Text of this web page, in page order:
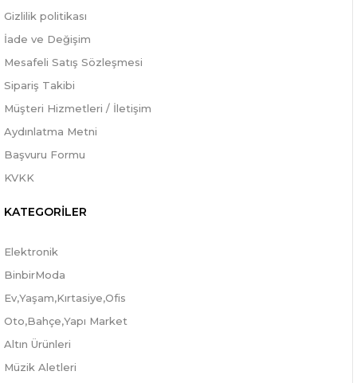
Gizlilik politikası
İade ve Değişim
Mesafeli Satış Sözleşmesi
Sipariş Takibi
Müşteri Hizmetleri / İletişim
Aydınlatma Metni
Başvuru Formu
KVKK
KATEGORİLER
Elektronik
BinbirModa
Ev,Yaşam,Kırtasiye,Ofis
Oto,Bahçe,Yapı Market
Altın Ürünleri
Müzik Aletleri